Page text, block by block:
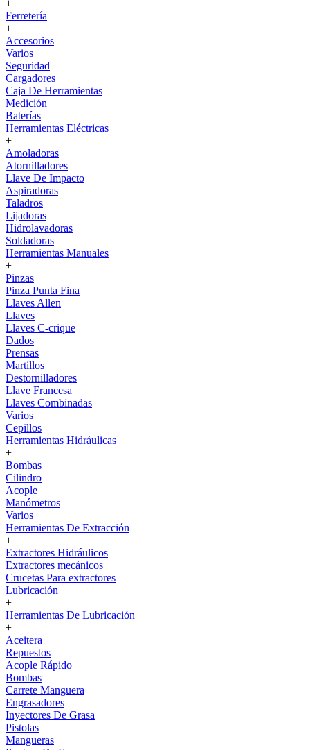
+
Ferretería
+
Accesorios
Varios
Seguridad
Cargadores
Caja De Herramientas
Medición
Baterías
Herramientas Eléctricas
+
Amoladoras
Atornilladores
Llave De Impacto
Aspiradoras
Taladros
Lijadoras
Hidrolavadoras
Soldadoras
Herramientas Manuales
+
Pinzas
Pinza Punta Fina
Llaves Allen
Llaves
Llaves C-crique
Dados
Prensas
Martillos
Destornilladores
Llave Francesa
Llaves Combinadas
Varios
Cepillos
Herramientas Hidráulicas
+
Bombas
Cilindro
Acople
Manómetros
Varios
Herramientas De Extracción
+
Extractores Hidráulicos
Extractores mecánicos
Crucetas Para extractores
Lubricación
+
Herramientas De Lubricación
+
Aceitera
Repuestos
Acople Rápido
Bombas
Carrete Manguera
Engrasadores
Inyectores De Grasa
Pistolas
Mangueras